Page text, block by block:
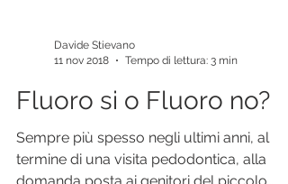
11 nov 2018
Tempo di lettura: 3 min
Fluoro si o Fluoro no?
Sempre più spesso negli ultimi anni, al